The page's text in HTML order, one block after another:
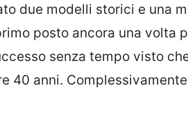
due modelli storici e una
posto ancora una volta
senza tempo visto
40 anni.